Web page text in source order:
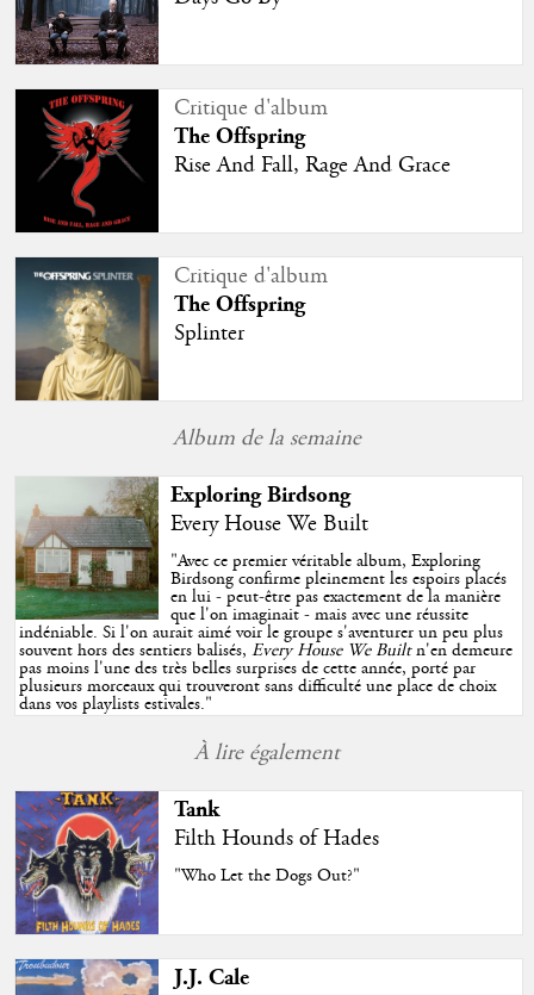
Critique d'album
The Offspring
Rise And Fall, Rage And Grace
Critique d'album
The Offspring
Splinter
Album de la semaine
Exploring Birdsong
Every House We Built
"Avec ce premier véritable album, Exploring
Birdsong confirme pleinement les espoirs placés
en lui - peut-être pas exactement de la manière
que l'on imaginait - mais avec une réussite
indéniable. Si l'on aurait aimé voir le groupe s'aventurer un peu plus
souvent hors des sentiers balisés,Every House We Builtn'en demeure
pas moins l'une des très belles surprises de cette année, porté par
plusieurs morceaux qui trouveront sans difficulté une place de choix
dans vos playlists estivales."
À lire également
Tank
Filth Hounds of Hades
"Who Let the Dogs Out?"
J.J. Cale